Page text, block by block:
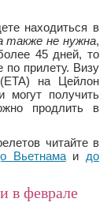
находиться в
также не нужна,
45 дней, то
по прилету. Визу
на Цейлон
могут получить
продлить в
читайте в
Вьетнамаи до
в феврале